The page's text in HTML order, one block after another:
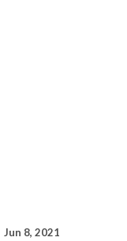
Jun 8, 2021